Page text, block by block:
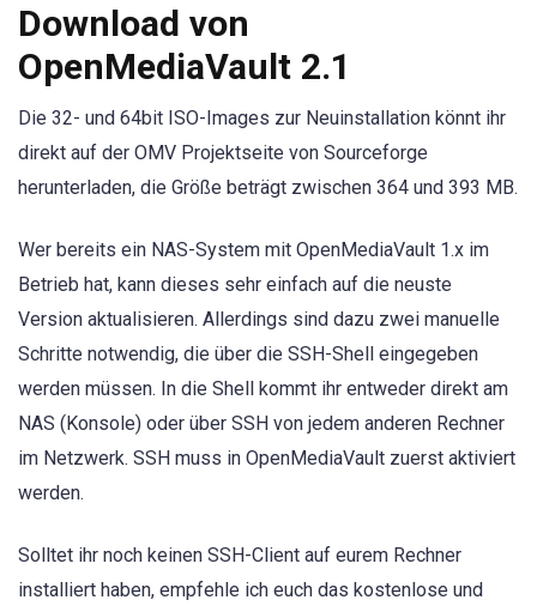
Download von
OpenMediaVault 2.1
Die 32- und 64bit ISO-Images zur Neuinstallation könnt ihr
direkt auf der OMV Projektseite von Sourceforge
herunterladen, die Größe beträgt zwischen 364 und 393 MB.
Wer bereits ein NAS-System mit OpenMediaVault 1.x im
Betrieb hat, kann dieses sehr einfach auf die neuste
Version aktualisieren. Allerdings sind dazu zwei manuelle
Schritte notwendig, die über die SSH-Shell eingegeben
werden müssen. In die Shell kommt ihr entweder direkt am
NAS (Konsole) oder über SSH von jedem anderen Rechner
im Netzwerk. SSH muss in OpenMediaVault zuerst aktiviert
werden.
Solltet ihr noch keinen SSH-Client auf eurem Rechner
installiert haben, empfehle ich euch das kostenlose und